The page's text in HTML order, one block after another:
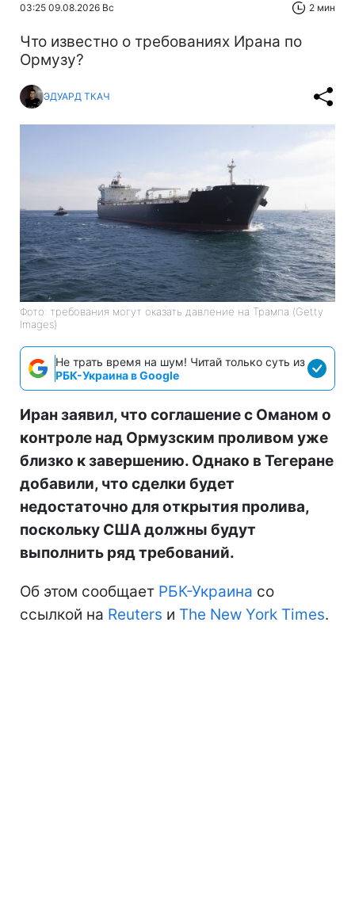
03:25 09.08.2026 Вс 2 мин
Что известно о требованиях Ирана по
Ормузу?
ЭДУАРД ТКАЧ
Фото: требования могут оказать давление на Трампа (Getty
Images)
Не трать время на шум! Читай только суть из
РБК-Украина в Google
Иран заявил, что соглашение с Оманом о
контроле над Ормузским проливом уже
близко к завершению. Однако в Тегеране
добавили, что сделки будет
недостаточно для открытия пролива,
поскольку США должны будут
выполнить ряд требований.
Об этом сообщает РБК-Украина со
ссылкой на Reuters и The New York Times.